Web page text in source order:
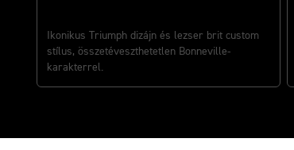
Ikonikus Triumph dizájn és lezser brit custom
stílus, összetéveszthetetlen Bonneville-
karakterrel.